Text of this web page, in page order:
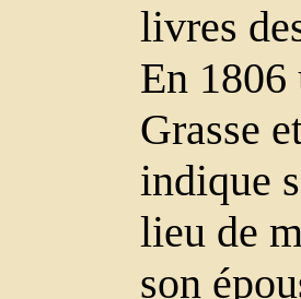
livres
En 1806
Grasse
indique
lieu de
son